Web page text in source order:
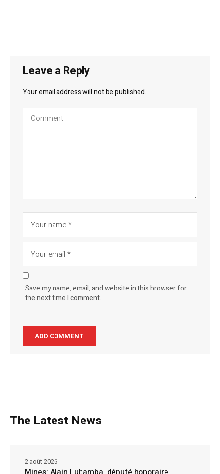
Leave a Reply
Your email address will not be published.
Save my name, email, and website in this browser for
the next time I comment.
The Latest News
2 août 2026